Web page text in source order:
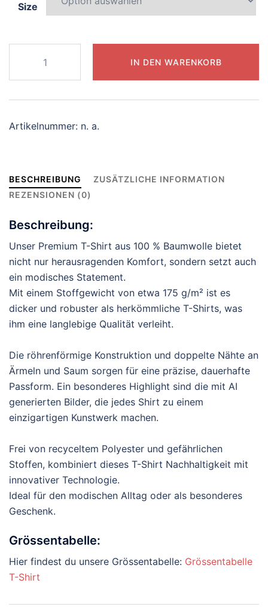
Size
splendid-
lemur
Menge
IN DEN WARENKORB
Artikelnummer: n. a.
BESCHREIBUNG
ZUSÄTZLICHE INFORMATION
REZENSIONEN (0)
Beschreibung:
Unser Premium T-Shirt aus 100 % Baumwolle bietet
nicht nur herausragenden Komfort, sondern setzt auch
ein modisches Statement.
Mit einem Stoffgewicht von etwa 175 g/m² ist es
dicker und robuster als herkömmliche T-Shirts, was
ihm eine langlebige Qualität verleiht.
Die röhrenförmige Konstruktion und doppelte Nähte an
Ärmeln und Saum sorgen für eine präzise, dauerhafte
Passform. Ein besonderes Highlight sind die mit AI
generierten Bilder, die jedes Shirt zu einem
einzigartigen Kunstwerk machen.
Frei von recyceltem Polyester und gefährlichen
Stoffen, kombiniert dieses T-Shirt Nachhaltigkeit mit
innovativer Technologie.
Ideal für den modischen Alltag oder als besonderes
Geschenk.
Grössentabelle:
Hier findest du unsere Grössentabelle: Grössentabelle
T-Shirt